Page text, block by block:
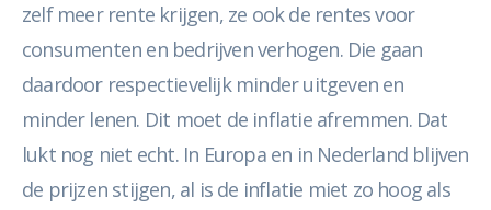
zelf meer rente krijgen, ze ook de rentes voor
consumenten en bedrijven verhogen. Die gaan
daardoor respectievelijk minder uitgeven en
minder lenen. Dit moet de inflatie afremmen. Dat
lukt nog niet echt. In Europa en in Nederland blijven
de prijzen stijgen, al is de inflatie miet zo hoog als